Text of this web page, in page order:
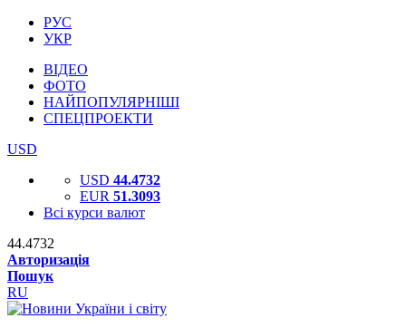
РУС
УКР
ВІДЕО
ФОТО
НАЙПОПУЛЯРНІШІ
СПЕЦПРОЕКТИ
USD
USD 44.4732
EUR 51.3093
Всі курси валют
44.4732
Авторизація
Пошук
RU